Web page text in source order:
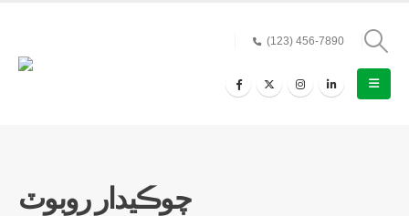
(123) 456-7890
چوڪيدار روبوٽ